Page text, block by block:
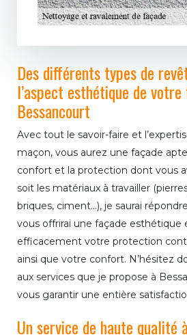
Des différents types de
l’aspect esthétique de
Bessancourt
Avec tout le savoir-faire et
maçon, vous aurez une façade
confort et la protection dont vous
soit les matériaux à travailler
briques, ciment…), je saurai
vous offrirai une façade esthétique
efficacement votre protection
ainsi que votre confort. N’hésitez
aux services que je propose à
vous garantir une entière
Un service de haute qualité